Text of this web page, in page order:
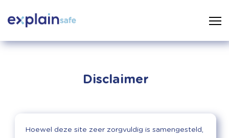
Disclaimer
Hoewel deze site zeer zorgvuldig is samengesteld,